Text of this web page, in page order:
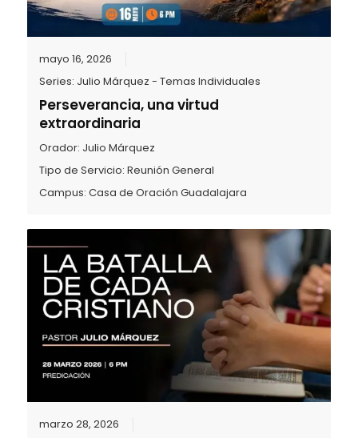
mayo 16, 2026
Series: Julio Márquez - Temas Individuales
Perseverancia, una virtud
extraordinaria
Orador: Julio Márquez
Tipo de Servicio:Reunión General
Campus:Casa de Oración Guadalajara
marzo 28, 2026